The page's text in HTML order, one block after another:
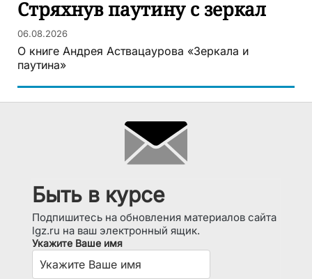
Стряхнув паутину с зеркал
06.08.2026
О книге Андрея Аствацаурова «Зеркала и
паутина»
Быть в курсе
Подпишитесь на обновления материалов сайта
lgz.ru на ваш электронный ящик.
Укажите Ваше имя